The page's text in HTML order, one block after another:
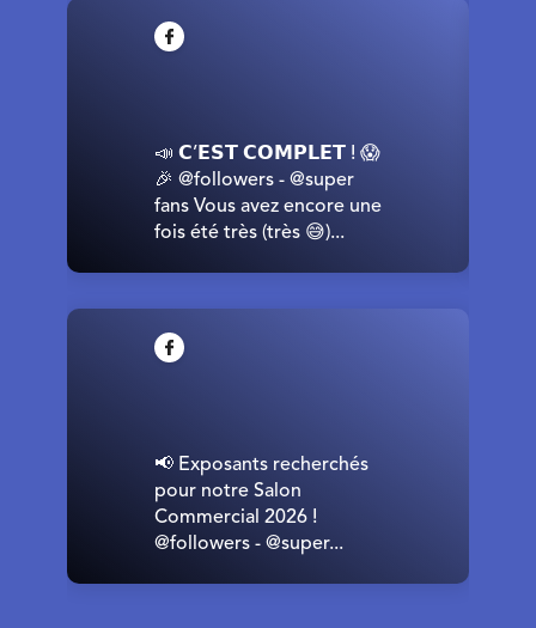
📣 𝗖’𝗘𝗦𝗧 𝗖𝗢𝗠𝗣𝗟𝗘𝗧 ! 😱
🎉 @followers - @super
fans Vous avez encore une
fois été très (très 😅)...
📢 Exposants recherchés
pour notre Salon
Commercial 2026 !
@followers - @super...